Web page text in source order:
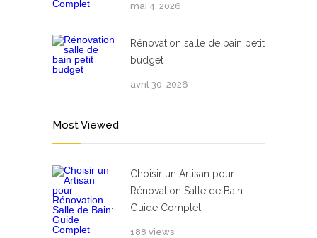
mai 4, 2026
Rénovation salle de bain petit
budget
avril 30, 2026
Most Viewed
Choisir un Artisan pour
Rénovation Salle de Bain:
Guide Complet
188 views